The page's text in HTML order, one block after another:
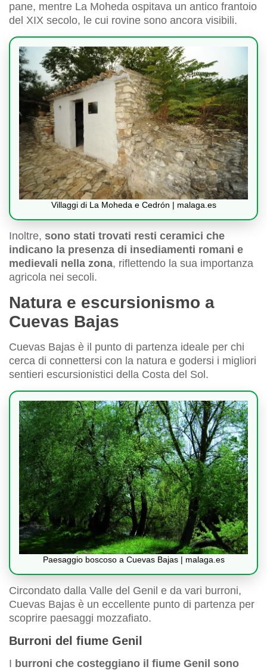
pane, mentre La Moheda ospitava un antico frantoio
del XIX secolo, le cui rovine sono ancora visibili.
Villaggi di La Moheda e Cedrón | malaga.es
Inoltre, sono stati trovati resti ceramici che
indicano la presenza di insediamenti romani e
medievali nella zona, riflettendo la sua importanza
agricola nei secoli.
Natura e escursionismo a
Cuevas Bajas
Cuevas Bajas è il punto di partenza ideale per chi
cerca di connettersi con la natura e godersi i migliori
sentieri escursionistici della Costa del Sol.
Paesaggio boscoso a Cuevas Bajas | malaga.es
Circondato dalla Valle del Genil e da vari burroni,
Cuevas Bajas è un eccellente punto di partenza per
scoprire paesaggi mozzafiato.
Burroni del fiume Genil
I burroni che costeggiano il fiume Genil sono